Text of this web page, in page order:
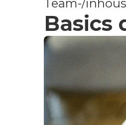
Team-/
Basics